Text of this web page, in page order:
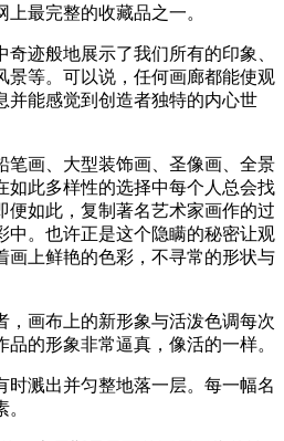
最完整的收藏品之一。
迹般地展示了我们所有的印象、
景等。可以说，任何画廊都能使观
并能感觉到创造者独特的内心世
笔画、大型装饰画、圣像画、全景
此多样性的选择中每个人总会找
便如此，复制著名艺术家画作的过
中。也许正是这个隐瞒的秘密让观
画上鲜艳的色彩，不寻常的形状与
，画布上的新形象与活泼色调每次
的形象非常逼真，像活的一样。
时溅出并匀整地落一层。每一幅名